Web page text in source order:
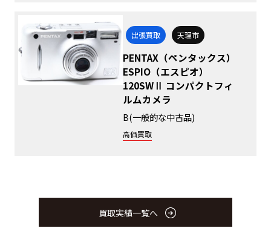
出張買取 天理市
PENTAX（ペンタックス）
ESPIO（エスピオ）
120SWⅡ コンパクトフィ
ルムカメラ
B(一般的な中古品)
高価買取
買取実績一覧へ